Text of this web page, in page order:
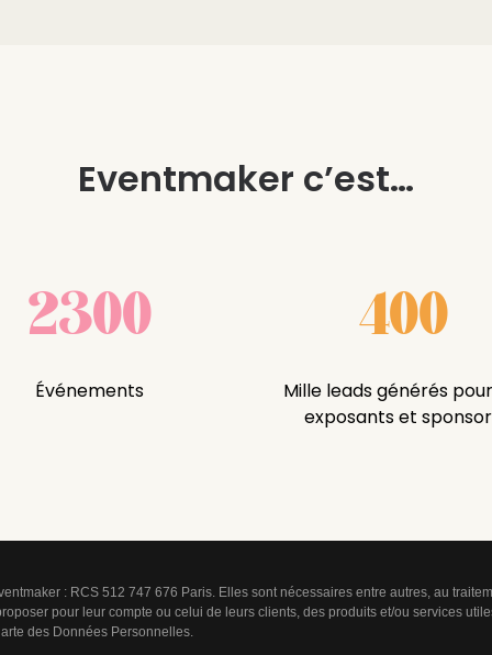
Eventmaker c’est…
2300
Événements
400
Mille leads générés
exposants et
: RCS 512 747 676 Paris. Elles sont nécessaires entre autres, au
pour leur compte ou celui de leurs clients, des produits et/ou services
des Données Personnelles.